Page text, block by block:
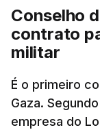
Conselho
contrato
militar
É o primeiro
Gaza.
empresa do